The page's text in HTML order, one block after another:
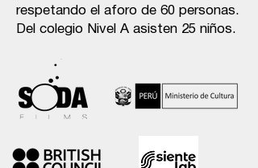
respetando el aforo de 60 personas.
Del colegio Nivel A asisten 25 niños.